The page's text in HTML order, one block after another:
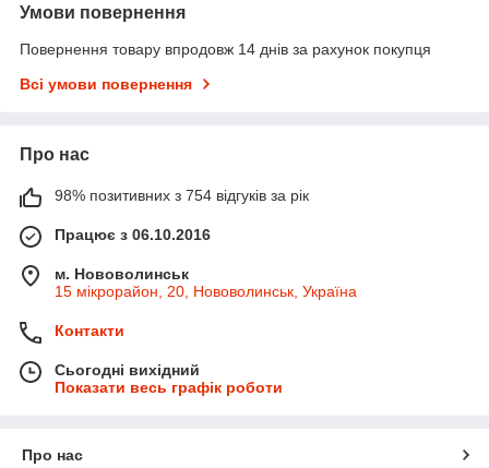
Умови повернення
Повернення товару впродовж 14 днів за рахунок покупця
Всі умови повернення
Про нас
98% позитивних з 754 відгуків за рік
Працює з 06.10.2016
м. Нововолинськ
15 мікрорайон, 20, Нововолинськ, Україна
Контакти
Сьогодні вихідний
Показати весь графік роботи
Про нас